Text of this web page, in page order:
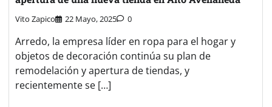
Vito Zapico 22 Mayo, 2025 0
Arredo, la empresa líder en ropa para el hogar y
objetos de decoración continúa su plan de
remodelación y apertura de tiendas, y
recientemente se […]